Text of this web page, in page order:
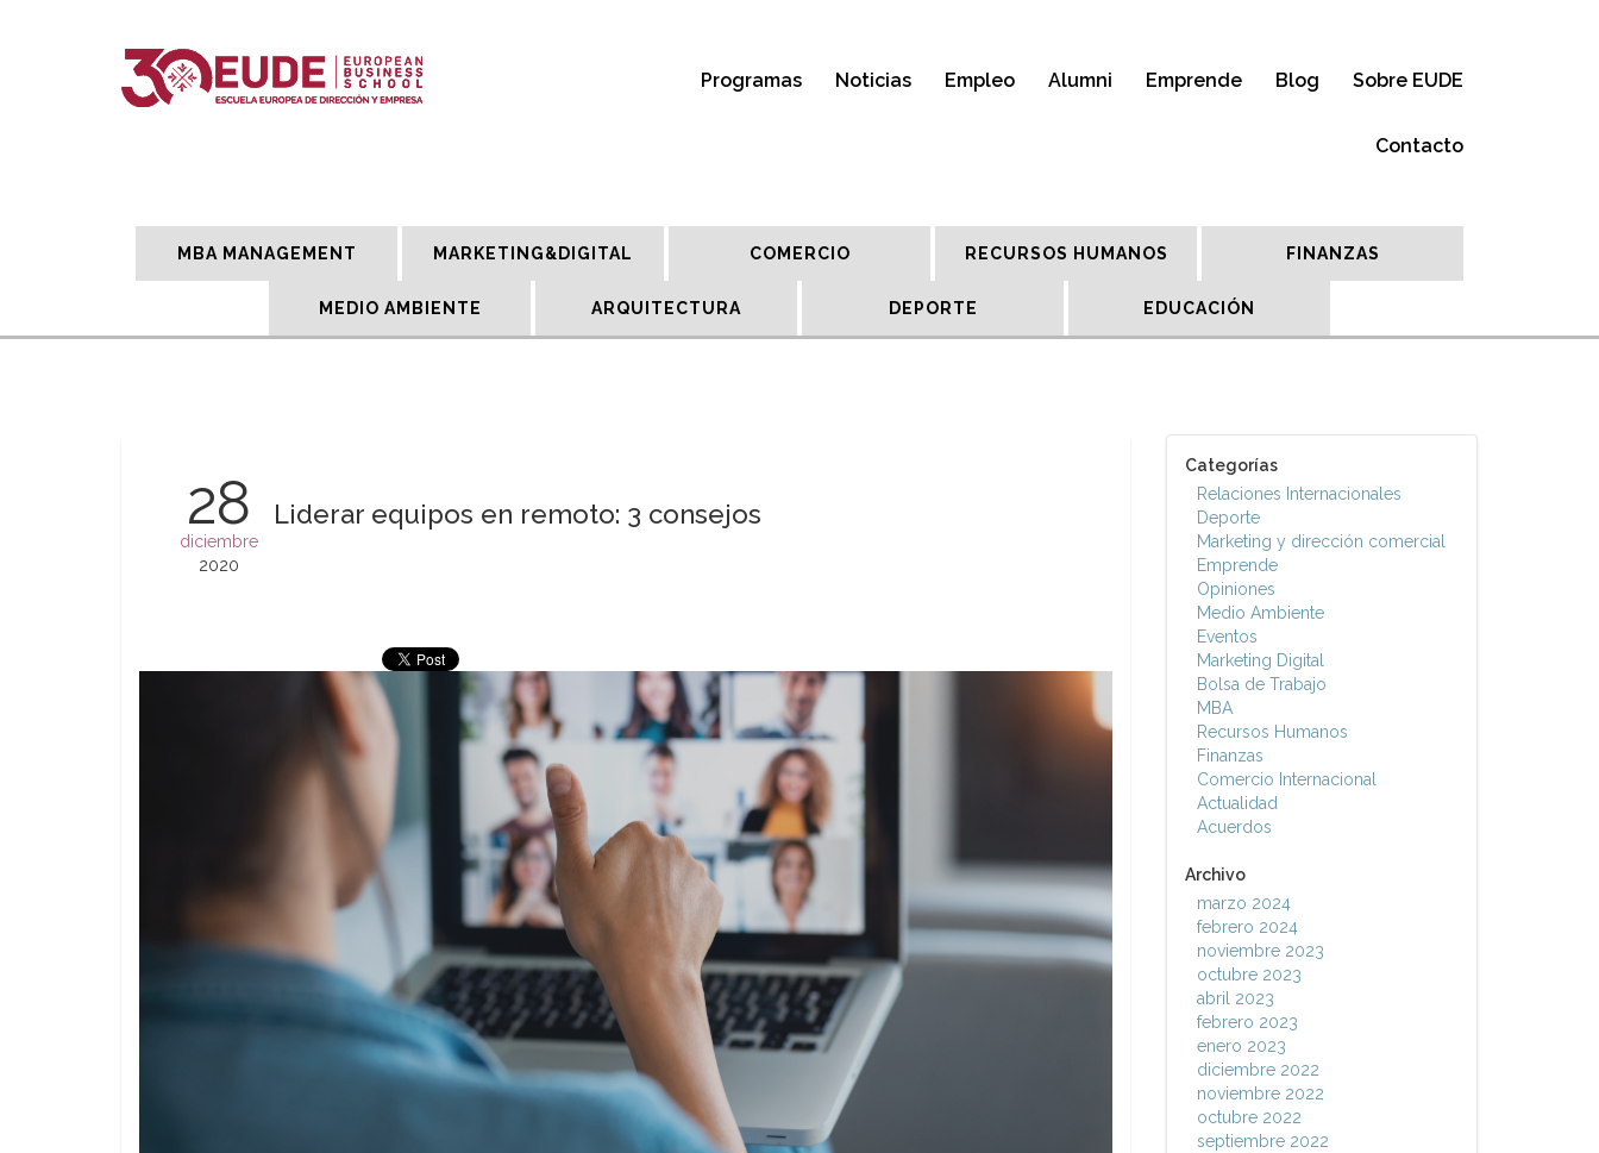
Programas Noticias Empleo Alumni Emprende Blog Sobre EUDE
Contacto
MBA MANAGEMENT MARKETING&DIGITAL COMERCIO RECURSOS HUMANOS FINANZAS
MEDIO AMBIENTE ARQUITECTURA DEPORTE EDUCACIÓN
28
diciembre
2020
Liderar equipos en remoto: 3 consejos
Categorías
Relaciones Internacionales
Deporte
Marketing y dirección comercial
Emprende
Opiniones
Medio Ambiente
Eventos
Marketing Digital
Bolsa de Trabajo
MBA
Recursos Humanos
Finanzas
Comercio Internacional
Actualidad
Acuerdos
Archivo
marzo 2024
febrero 2024
noviembre 2023
octubre 2023
abril 2023
febrero 2023
enero 2023
diciembre 2022
noviembre 2022
octubre 2022
septiembre 2022